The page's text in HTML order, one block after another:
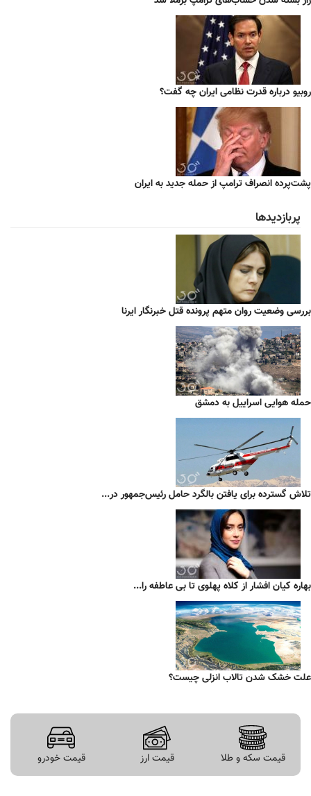
روبیو درباره قدرت نظامی ایران چه گفت؟
پشت‌پرده انصراف ترامپ از حمله جدید به ایران
پربازدیدها
بررسی وضعیت روان متهم پرونده قتل خبرنگار ایرنا
حمله هوایی اسراییل به دمشق
تلاش گسترده برای یافتن بالگرد حامل رئیس‌جمهور در...
بهاره کیان افشار از کلاه پهلوی تا بی عاطفه را...
علت خشک شدن تالاب انزلی چیست؟
قیمت سکه و طلا قیمت ارز قیمت خودرو